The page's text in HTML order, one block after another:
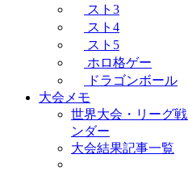
スト3
スト4
スト5
ホロ格ゲー
ドラゴンボール
大会メモ
世界大会・リーグ
ンダー
大会結果記事一覧